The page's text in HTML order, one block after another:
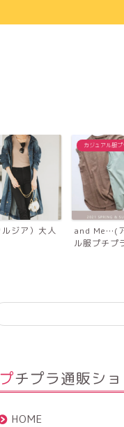
ジア）大人
カジュアル服
and Me…(
ル服プチプ
プチプラ通販シ
HOME